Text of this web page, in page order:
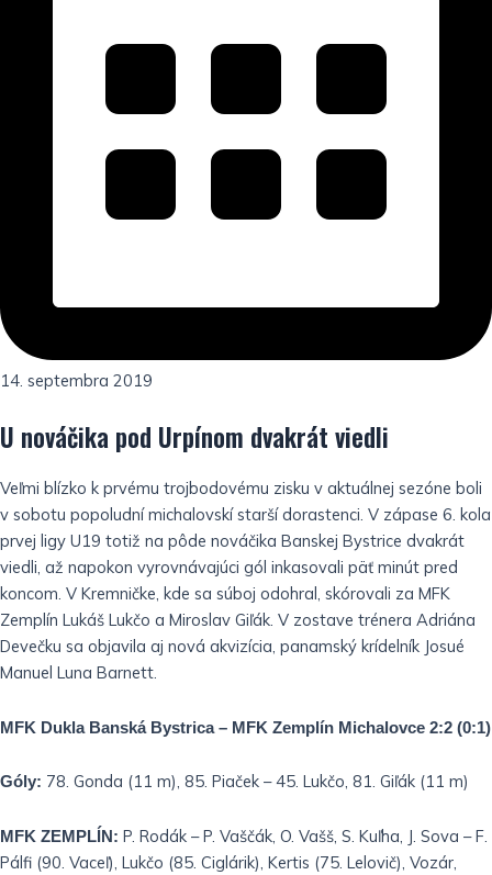
14. septembra 2019
U nováčika pod Urpínom dvakrát viedli
Veľmi blízko k prvému trojbodovému zisku v aktuálnej sezóne boli
v sobotu popoludní michalovskí starší dorastenci. V zápase 6. kola
prvej ligy U19 totiž na pôde nováčika Banskej Bystrice dvakrát
viedli, až napokon vyrovnávajúci gól inkasovali päť minút pred
koncom. V Kremničke, kde sa súboj odohral, skórovali za MFK
Zemplín Lukáš Lukčo a Miroslav Giľák. V zostave trénera Adriána
Devečku sa objavila aj nová akvizícia, panamský krídelník Josué
Manuel Luna Barnett.
MFK Dukla Banská Bystrica – MFK Zemplín Michalovce 2:2 (0:1)
Góly: 78. Gonda (11 m), 85. Piaček – 45. Lukčo, 81. Giľák (11 m)
MFK ZEMPLÍN: P. Rodák – P. Vaščák, O. Vašš, S. Kuľha, J. Sova – F.
Pálfi (90. Vaceľ), Lukčo (85. Ciglárik), Kertis (75. Lelovič), Vozár,